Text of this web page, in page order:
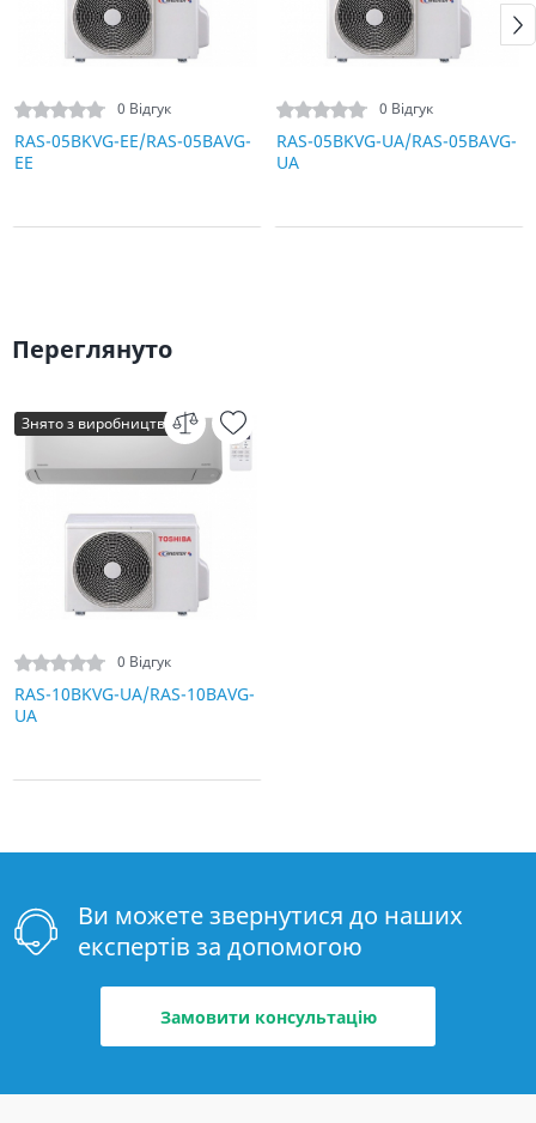
0 Відгук
RAS-05BKVG-EE/RAS-05BAVG-
EE
0 Відгук
RAS-05BKVG-UA/RAS-05BAVG-
UA
Переглянуто
Знято з виробництва
0 Відгук
RAS-10BKVG-UA/RAS-10BAVG-
UA
Ви можете звернутися до наших
експертів за допомогою
Замовити консультацію